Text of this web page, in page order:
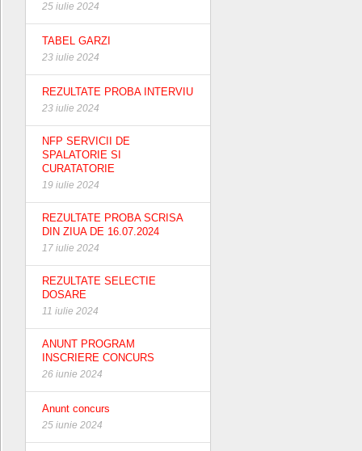
25 iulie 2024
TABEL GARZI
23 iulie 2024
REZULTATE PROBA INTERVIU
23 iulie 2024
NFP SERVICII DE
SPALATORIE SI
CURATATORIE
19 iulie 2024
REZULTATE PROBA SCRISA
DIN ZIUA DE 16.07.2024
17 iulie 2024
REZULTATE SELECTIE
DOSARE
11 iulie 2024
ANUNT PROGRAM
INSCRIERE CONCURS
26 iunie 2024
Anunt concurs
25 iunie 2024